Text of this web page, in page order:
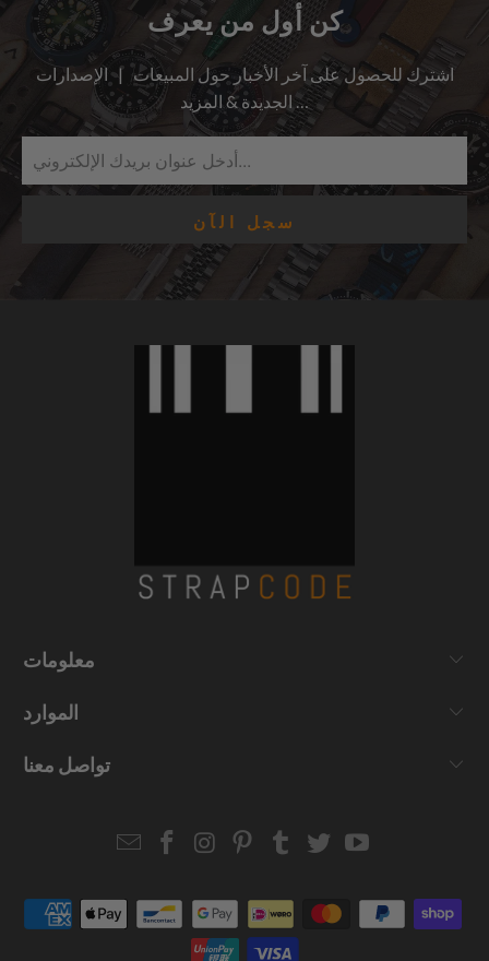
كن أول من يعرف
اشترك للحصول على آخر الأخبار حول المبيعات | الإصدارات
الجديدة & المزيد …
معلومات
الموارد
تواصل معنا
EmailStrapcode
Facebook
Strapcode
Instagram
Strapcode
Pinterest
Strapcode
Tumblr
Strapcode
TwitterYouTube